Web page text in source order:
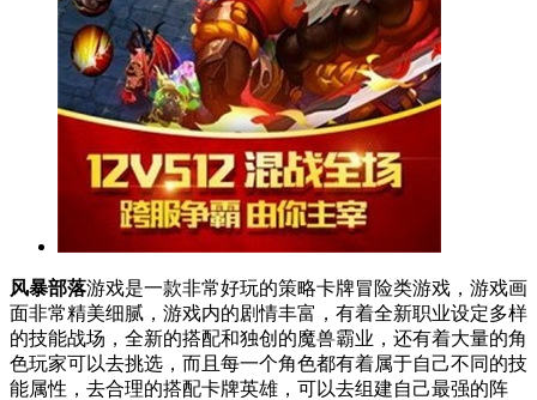
风暴部落游戏是一款非常好玩的策略卡牌冒险类游戏，游戏画
面非常精美细腻，游戏内的剧情丰富，有着全新职业设定多样
的技能战场，全新的搭配和独创的魔兽霸业，还有着大量的角
色玩家可以去挑选，而且每一个角色都有着属于自己不同的技
能属性，去合理的搭配卡牌英雄，可以去组建自己最强的阵